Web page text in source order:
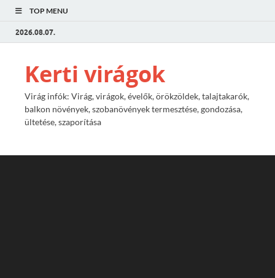
TOP MENU
2026.08.07.
Kerti virágok
Virág infók: Virág, virágok, évelők, örökzöldek, talajtakarók,
balkon növények, szobanövények termesztése, gondozása,
ültetése, szaporítása